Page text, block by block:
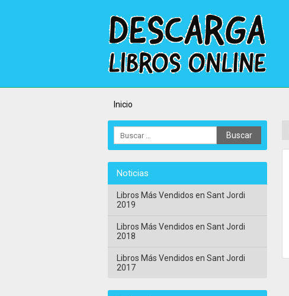
Inicio
Noticias
Libros Más Vendidos en Sant Jordi
2019
Libros Más Vendidos en Sant Jordi
2018
Libros Más Vendidos en Sant Jordi
2017